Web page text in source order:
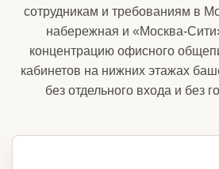
сотрудникам и требованиям в
набережная и «Москва-
концентрацию офисного
кабинетов на нижних этажах
без отдельного входа и без